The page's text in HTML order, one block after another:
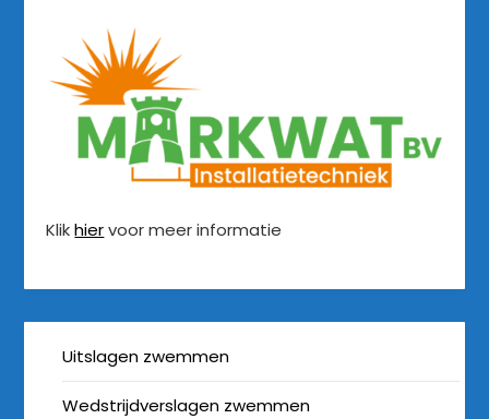
Klikhiervoor meer informatie
Uitslagen zwemmen
Wedstrijdverslagen zwemmen